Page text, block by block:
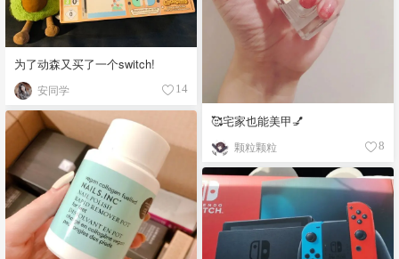
🥰宅家也能美甲💅
颗粒颗粒 8
为了动森又买了一个switch!
安同学 14